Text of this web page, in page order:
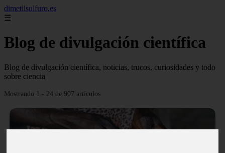
dimetilsulfuro.es
☰
Blog de divulgación científica
Blog de divulgación científica, noticias, trucos, curiosidades y todo
sobre ciencia
Mostrando 1 - 24 de 907 artículos